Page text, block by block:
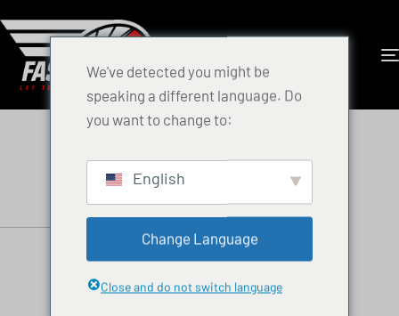
We've detected you might be
speaking a different language. Do
you want to change to:
English
Change Language
Close and do not switch language